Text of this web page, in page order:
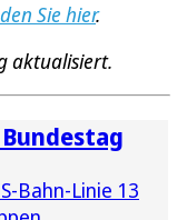
Sie hier.
aktualisiert.
Bahn-Linie 13